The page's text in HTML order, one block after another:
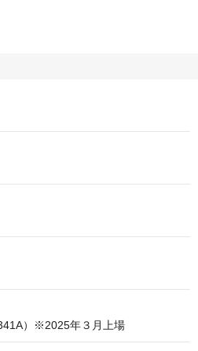
）※2025年３月上場